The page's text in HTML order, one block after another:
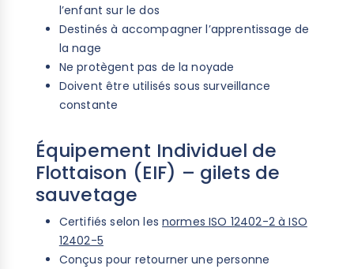
l’enfant sur le dos
Destinés à accompagner l’apprentissage de
la nage
Ne protègent pas de la noyade
Doivent être utilisés sous surveillance
constante
Équipement Individuel de
Flottaison (EIF) – gilets de
sauvetage
Certifiés selon les normes ISO 12402-2 à ISO
12402-5
Conçus pour retourner une personne